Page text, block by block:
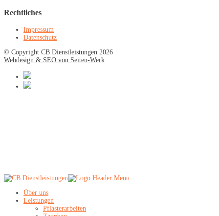
Rechtliches
Impressum
Datenschutz
© Copyright CB Dienstleistungen 2026
Webdesign & SEO von Seiten-Werk
Über uns
Leistungen
Pflasterarbeiten